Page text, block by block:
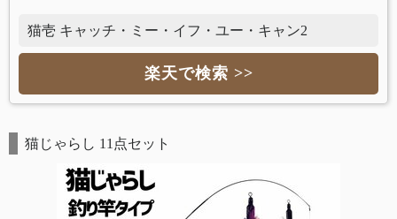
猫壱 キャッチ・ミー・イフ・ユー・キャン2
楽天で検索 >>
猫じゃらし 11点セット